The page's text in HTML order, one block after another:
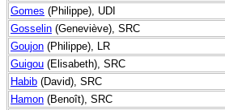
Gomes (Philippe), UDI
Gosselin (Geneviève), SRC
Goujon (Philippe), LR
Guigou (Elisabeth), SRC
Habib (David), SRC
Hamon (Benoît), SRC